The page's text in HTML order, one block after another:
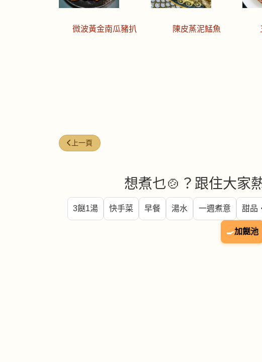
微波黃金南瓜豬扒 陳皮蒸泥鯭魚
上一篇文章: 今日煮意 (#225)
上一頁
想煮乜🍲？跟住大家
3餸1湯 快手菜 早餐 湯水 一週煮意 甜品
🍳加餸池